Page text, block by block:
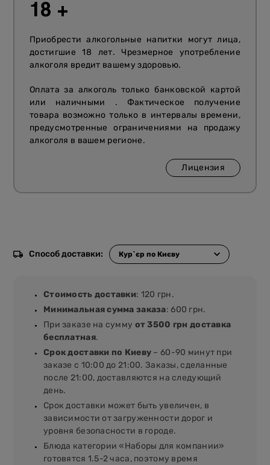
18 +
Приобрести алкогольные напитки могут лица,
достигшие 18 лет. Чрезмерное употребление
алкоголя вредит вашему здоровью.
Оплата за алкоголь только банковской картой
или наличными . Фактическое получение
товара возможно только в интервалы времени,
предусмотренные ограничениями на продажу
алкоголя в вашем регионе.
Лицензия
Способ доставки:
Стоимость доставки: 120 грн.
Минимальная сумма заказа: 600 грн.
При заказе на сумму от 3500 грн доставка
бесплатная.
Срок доставки по Киеву – 60-90 минут при
заказе с 10:00 до 21:00. Заказы, сделанные
после 21:00, доставляются на следующий
день.
Срок доставки может быть увеличен, в
зависимости от загруженности дорог и
уровня безопасности в городе.
Блюда категории «Наборы для компании»
готовятся 1.5-2 часа, поэтому время